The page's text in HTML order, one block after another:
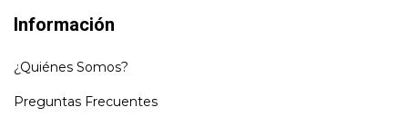
Información
¿Quiénes Somos?
Preguntas Frecuentes